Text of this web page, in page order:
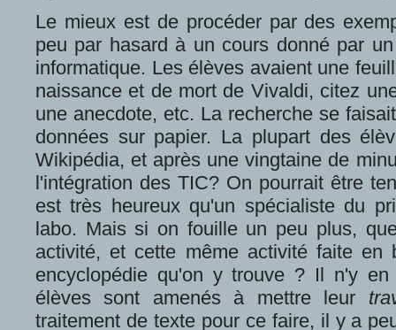
Le mieux est de procéder par des
peu par hasard à un cours donné par
informatique. Les élèves avaient une
naissance et de mort de Vivaldi, citez
une anecdote, etc. La recherche se
données sur papier. La plupart des
Wikipédia, et après une vingtaine de
l'intégration des TIC? On pourrait être
est très heureux qu'un spécialiste du
labo. Mais si on fouille un peu plus,
activité, et cette même activité faite en
encyclopédie qu'on y trouve ? Il n'y
élèves sont amenés à mettre leur
traitement de texte pour ce faire, il y a